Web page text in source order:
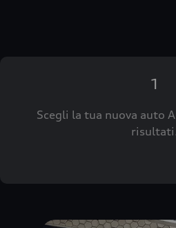
1
Scegli la tua nuova auto